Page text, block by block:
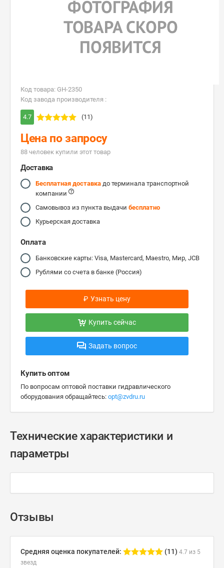
Код товара: GH-2350
Код завода производителя :
4.7 (11)
Цена по запросу
88 человек купили этот товар
Доставка
Бесплатная доставка до терминала транспортной
компании
Самовывоз из пункта выдачи бесплатно
Курьерская доставка
Оплата
Банковские карты: Visa, Mastercard, Maestro, Мир, JCB
Рублями со счета в банке (Россия)
₽ Узнать цену
Купить сейчас
Задать вопрос
Купить оптом
По вопросам оптовой поставки гидравлического
оборудования обращайтесь: opt@zvdru.ru
Технические характеристики и
параметры
Отзывы
Средняя оценка покупателей: (11) 4.7 из 5
звезд